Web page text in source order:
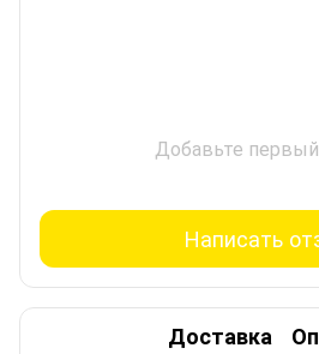
Добавьте
Написать
Доставка